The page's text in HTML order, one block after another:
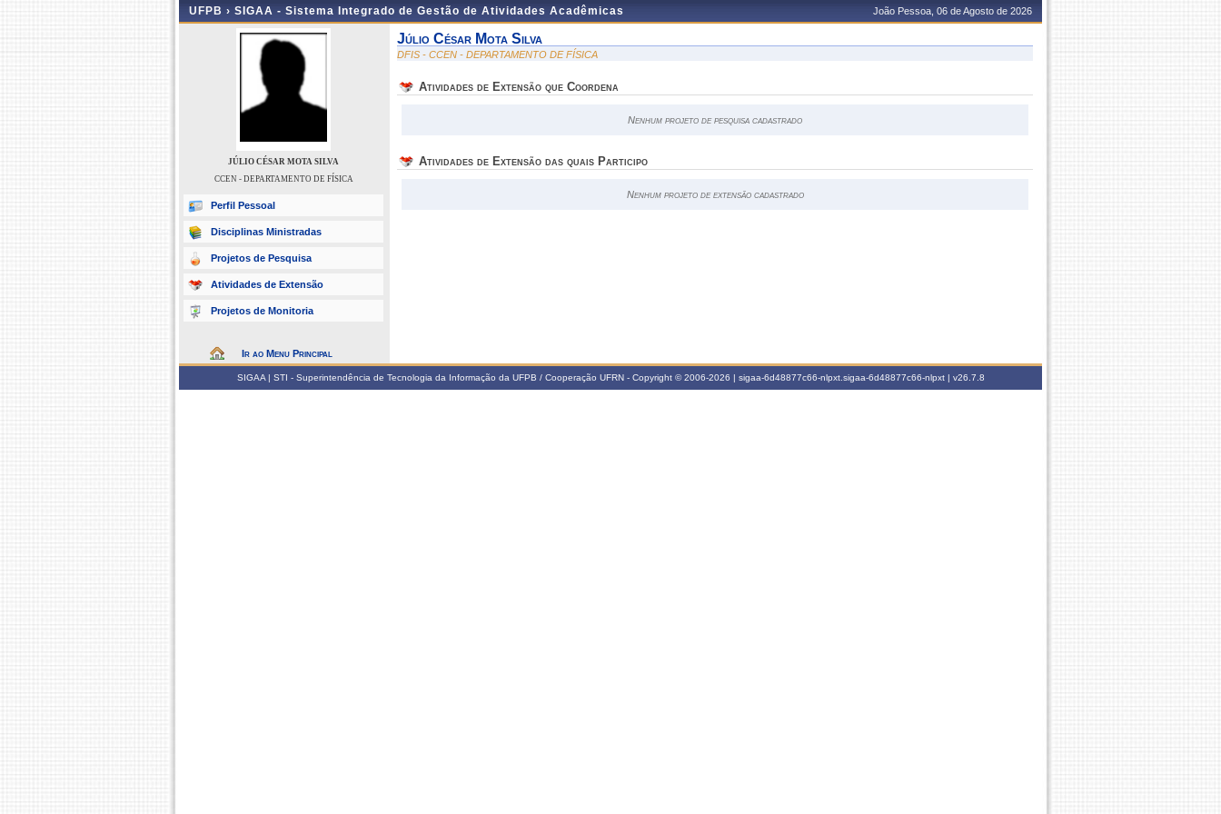
UFPB › SIGAA - Sistema Integrado de Gestão de Atividades Acadêmicas João Pessoa, 06 de Agosto de 2026
JÚLIO CÉSAR MOTA SILVA
CCEN - DEPARTAMENTO DE FÍSICA
Perfil Pessoal
Disciplinas Ministradas
Projetos de Pesquisa
Atividades de Extensão
Projetos de Monitoria
Ir ao Menu Principal
Júlio César Mota Silva
DFIS - CCEN - DEPARTAMENTO DE FÍSICA
Atividades de Extensão que Coordena
Nenhum projeto de pesquisa cadastrado
Atividades de Extensão das quais Participo
Nenhum projeto de extensão cadastrado
SIGAA | STI - Superintendência de Tecnologia da Informação da UFPB / Cooperação UFRN - Copyright © 2006-2026 | sigaa-6d48877c66-nlpxt.sigaa-6d48877c66-nlpxt | v26.7.8